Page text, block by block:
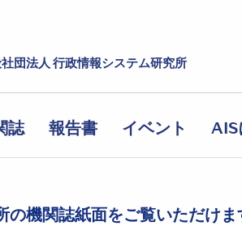
団法人 行政情報システム研究所
誌 報告書 イベント AIS
機関誌紙面をご覧いただけま